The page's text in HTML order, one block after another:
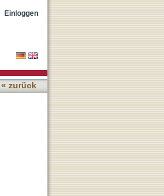
Einloggen
« zurück